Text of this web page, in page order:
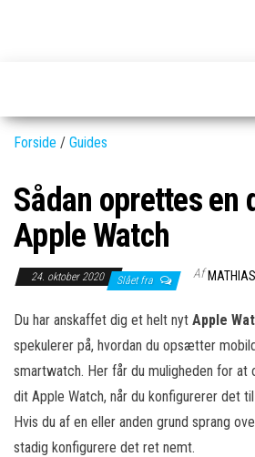
nyeste
Forside / Guides
Sådan oprettes en
Apple Watch
24. oktober 2020 Slået fra Af MATHIAS
Du har anskaffet dig et helt nyt Apple
spekulerer på, hvordan du opsætter
smartwatch. Her får du muligheden for at
dit Apple Watch, når du konfigurerer det
Hvis du af en eller anden grund sprang
stadig konfigurere det ret nemt.